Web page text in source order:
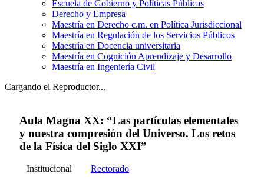
Escuela de Gobierno y Políticas Públicas
Derecho y Empresa
Maestría en Derecho c.m. en Política Jurisdiccional
Maestría en Regulación de los Servicios Públicos
Maestría en Docencia universitaria
Maestría en Cognición Aprendizaje y Desarrollo
Maestría en Ingeniería Civil
Cargando el Reproductor...
Aula Magna XX: “Las partículas elementales
y nuestra compresión del Universo. Los retos
de la Física del Siglo XXI”
Institucional
Rectorado